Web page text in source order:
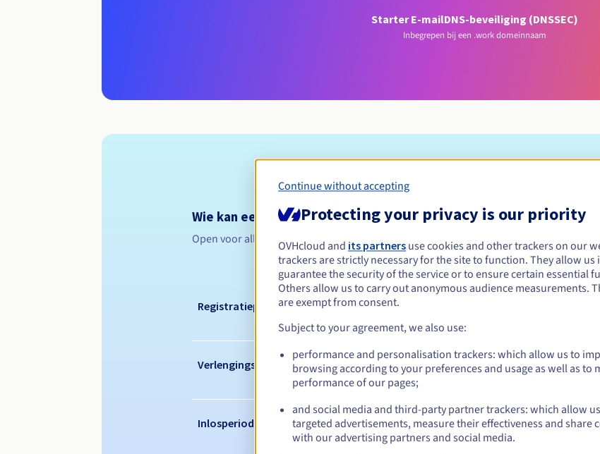
Starter E-mailDNS-beveiliging (DNSSEC)
Inbegrepen bij een .work domeinnaam
Toelatingsvoorwaarden
Wie kan een .work registreren?
Open voor alle natuurlijke of rechtspersonen, zonder geografische beperking.
Beheerregels en meldingen
Registratieperiode
Verlengingsperiode
Inlosperiode
Continue without accepting
Protecting your privacy is our priority
OVHcloud and its partners use cookies and other trackers on our
trackers are strictly necessary for the site to function. They allow
guarantee the security of the service or to ensure certain essential
Others allow us to carry out anonymous audience measurements.
are exempt from consent.
Subject to your agreement, we also use:
performance and personalisation trackers: which allow us to
browsing according to your preferences and usage as well as to
performance of our pages;
and social media and third-party partner trackers: which allow
targeted advertisements, measure their effectiveness and share
with our advertising partners and social media.